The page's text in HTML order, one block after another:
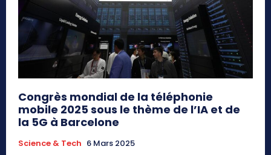
Congrès mondial de la téléphonie
mobile 2025 sous le thème de l’IA et de
la 5G à Barcelone
Science & Tech 6 Mars 2025